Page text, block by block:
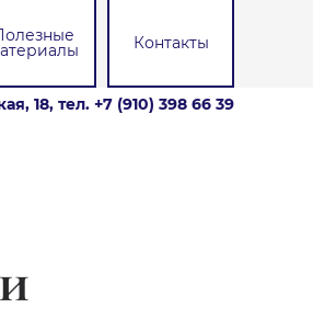
Контакты
18, тел. +7 (910) 398 66 39